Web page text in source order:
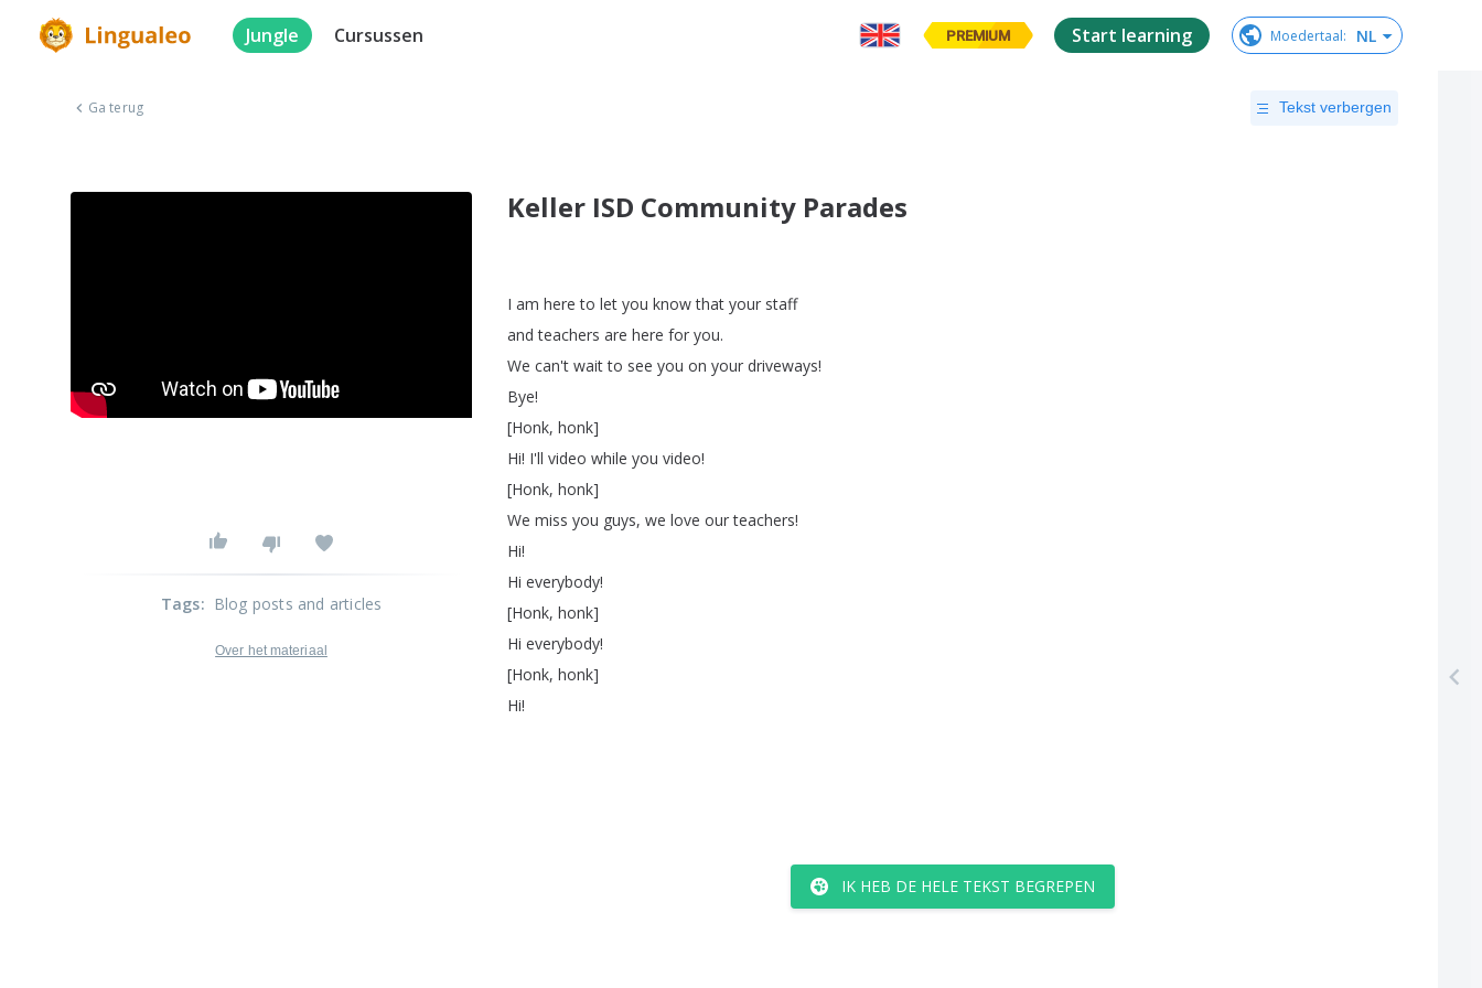
Jungle Cursussen PREMIUM Start learning Moedertaal: NL
Ga terug Tekst verbergen
Keller ISD Community Parades
I am here to let you know that your staff
and teachers are here for you.
We can't wait to see you on your driveways!
Bye!
[Honk, honk]
Hi! I'll video while you video!
[Honk, honk]
We miss you guys, we love our teachers!
Hi!
Hi everybody!
[Honk, honk]
Hi everybody!
[Honk, honk]
Hi!
IK HEB DE HELE TEKST BEGREPEN
Tags: Blog posts and articles
Over het materiaal